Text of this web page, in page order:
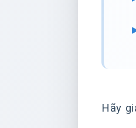
Hãy